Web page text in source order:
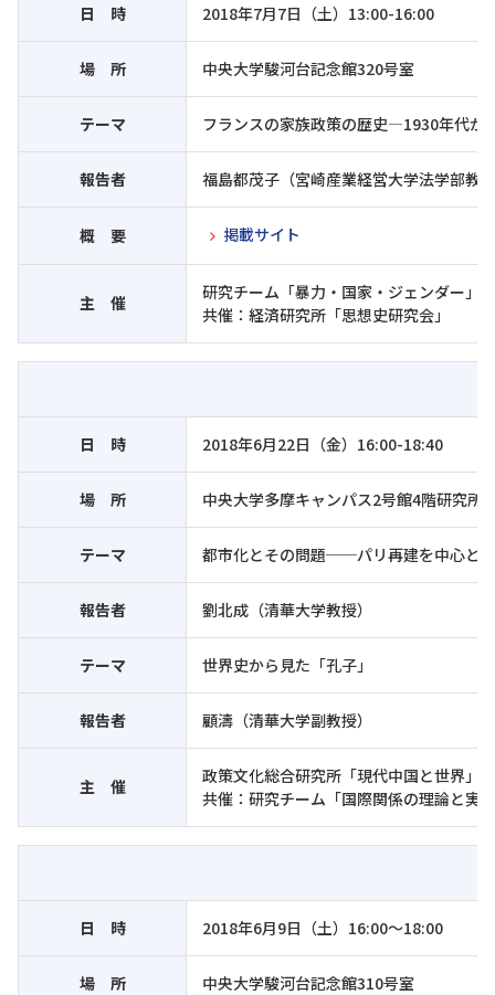
日 時 2018年7月7日（土）13:00-16:00
場 所 中央大学駿河台記念館320号室
テーマ フランスの家族政策の歴史―1930年代か
報告者 福島都茂子（宮崎産業経営大学法学部教
概 要 掲載サイト
主 催
研究チーム「暴力・国家・ジェンダー」
共催：経済研究所「思想史研究会」
日 時 2018年6月22日（金）16:00-18:40
場 所 中央大学多摩キャンパス2号館4階研究所
テーマ 都市化とその問題──パリ再建を中心と
報告者 劉北成（清華大学教授）
テーマ 世界史から見た「孔子」
報告者 顧濤（清華大学副教授）
主 催
政策文化総合研究所「現代中国と世界」
共催：研究チーム「国際関係の理論と実
日 時 2018年6月9日（土）16:00～18:00
場 所 中央大学駿河台記念館310号室